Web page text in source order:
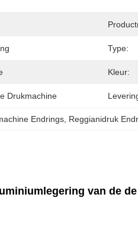
Type:
Kleur:
Drukmachine
Endrings Reggianidruk
van de